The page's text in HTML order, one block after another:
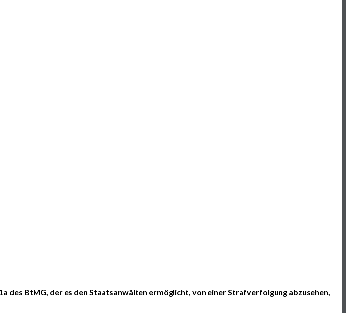
des BtMG, der es den Staatsanwälten ermöglicht, von einer Strafverfolgung abzusehen,